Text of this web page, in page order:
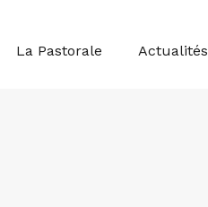
La Pastorale Actualités